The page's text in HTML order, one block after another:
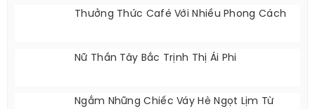
Thưởng Thức Café Với Nhiều Phong Cách
Nữ Thần Tây Bắc Trịnh Thị Ái Phi
Ngắm Những Chiếc Váy Hè Ngọt Lịm Từ